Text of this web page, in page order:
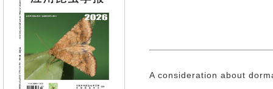
A consideration about